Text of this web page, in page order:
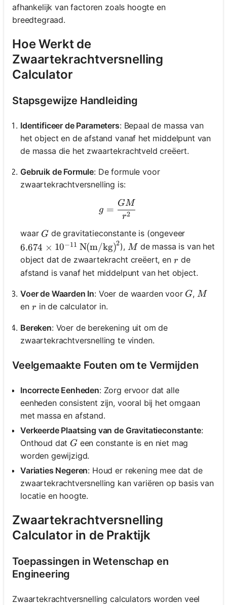
afhankelijk van factoren zoals hoogte en
breedtegraad.
Hoe Werkt de
Zwaartekrachtversnelling
Calculator
Stapsgewijze Handleiding
Identificeer de Parameters: Bepaal de massa van
het object en de afstand vanaf het middelpunt van
de massa die het zwaartekrachtveld creëert.
Gebruik de Formule: De formule voor
zwaartekrachtversnelling is:
g = \frac{GM}{r^2}
g =
r2
GM
waar G
G de gravitatieconstante is (ongeveer
6.674 \times 10^{-11} \, \text{N(m/kg)}^2
6.674 × 10−11 N(m/kg)2), M
Mde massa is van het
object dat de zwaartekracht creëert, en r
r de
afstand is vanaf het middelpunt van het object.
Voer de Waarden In: Voer de waarden voor G
G, M
M
en r
r in de calculator in.
Bereken: Voer de berekening uit om de
zwaartekrachtversnelling te vinden.
Veelgemaakte Fouten om te Vermijden
Incorrecte Eenheden: Zorg ervoor dat alle
eenheden consistent zijn, vooral bij het omgaan
met massa en afstand.
Verkeerde Plaatsing van de Gravitatieconstante:
Onthoud dat G
Geen constante is en niet mag
worden gewijzigd.
Variaties Negeren: Houd er rekening mee dat de
zwaartekrachtversnelling kan variëren op basis van
locatie en hoogte.
Zwaartekrachtversnelling
Calculator in de Praktijk
Toepassingen in Wetenschap en
Engineering
Zwaartekrachtversnelling calculators worden veel